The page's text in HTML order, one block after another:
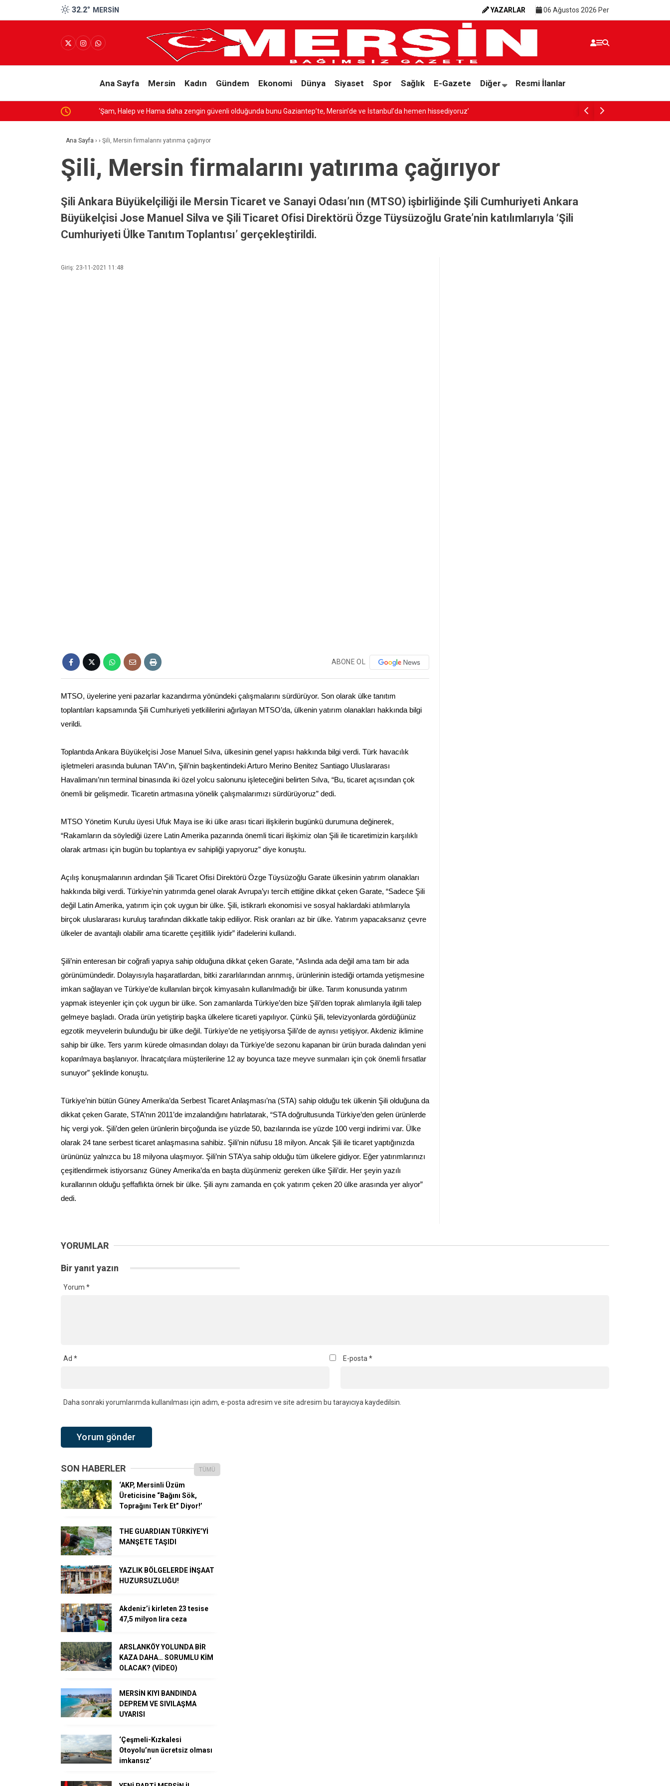
32.2° MERSIN YAZARLAR 06 Ağustos 2026 Per
Ana Sayfa Mersin Kadın Gündem Ekonomi Dünya Siyaset Spor Sağlık E-Gazete Diğer Resmi İlanlar
‘Şam, Halep ve Hama daha zengin güvenli olduğunda bunu Gaziantep’te, Mersin’de ve İstanbul’da hemen hissediyoruz’ MSK SEZONU AÇTI
Ana Sayfa › › Şili, Mersin firmalarını yatırıma çağırıyor
Şili, Mersin firmalarını yatırıma çağırıyor
Şili Ankara Büyükelçiliği ile Mersin Ticaret ve Sanayi Odası’nın (MTSO) işbirliğinde Şili Cumhuriyeti Ankara
Büyükelçisi Jose Manuel Silva ve Şili Ticaret Ofisi Direktörü Özge Tüysüzoğlu Grate’nin katılımlarıyla ‘Şili
Cumhuriyeti Ülke Tanıtım Toplantısı’ gerçekleştirildi.
Giriş: 23-11-2021 11:48
ABONE OL
MTSO, üyelerine yeni pazarlar kazandırma yönündeki çalışmalarını sürdürüyor. Son olarak ülke tanıtım
toplantıları kapsamında Şili Cumhuriyeti yetkililerini ağırlayan MTSO’da, ülkenin yatırım olanakları hakkında bilgi
verildi.
Toplantıda Ankara Büyükelçisi Jose Manuel Sılva, ülkesinin genel yapısı hakkında bilgi verdi. Türk havacılık
işletmeleri arasında bulunan TAV’ın, Şili’nin başkentindeki Arturo Merino Benitez Santiago Uluslararası
Havalimanı’nın terminal binasında iki özel yolcu salonunu işleteceğini belirten Sılva, “Bu, ticaret açısından çok
önemli bir gelişmedir. Ticaretin artmasına yönelik çalışmalarımızı sürdürüyoruz” dedi.
MTSO Yönetim Kurulu üyesi Ufuk Maya ise iki ülke arası ticari ilişkilerin bugünkü durumuna değinerek,
“Rakamların da söylediği üzere Latin Amerika pazarında önemli ticari ilişkimiz olan Şili ile ticaretimizin karşılıklı
olarak artması için bugün bu toplantıya ev sahipliği yapıyoruz” diye konuştu.
Açılış konuşmalarının ardından Şili Ticaret Ofisi Direktörü Özge Tüysüzoğlu Garate ülkesinin yatırım olanakları
hakkında bilgi verdi. Türkiye’nin yatırımda genel olarak Avrupa’yı tercih ettiğine dikkat çeken Garate, “Sadece Şili
değil Latin Amerika, yatırım için çok uygun bir ülke. Şili, istikrarlı ekonomisi ve sosyal haklardaki atılımlarıyla
birçok uluslararası kuruluş tarafından dikkatle takip ediliyor. Risk oranları az bir ülke. Yatırım yapacaksanız çevre
ülkeler de avantajlı olabilir ama ticarette çeşitlilik iyidir” ifadelerini kullandı.
Şili’nin enteresan bir coğrafi yapıya sahip olduğuna dikkat çeken Garate, “Aslında ada değil ama tam bir ada
görünümündedir. Dolayısıyla haşaratlardan, bitki zararlılarından arınmış, ürünlerinin istediği ortamda yetişmesine
imkan sağlayan ve Türkiye’de kullanılan birçok kimyasalın kullanılmadığı bir ülke. Tarım konusunda yatırım
yapmak isteyenler için çok uygun bir ülke. Son zamanlarda Türkiye’den bize Şili’den toprak alımlarıyla ilgili talep
gelmeye başladı. Orada ürün yetiştirip başka ülkelere ticareti yapılıyor. Çünkü Şili, televizyonlarda gördüğünüz
egzotik meyvelerin bulunduğu bir ülke değil. Türkiye’de ne yetişiyorsa Şili’de de aynısı yetişiyor. Akdeniz iklimine
sahip bir ülke. Ters yarım kürede olmasından dolayı da Türkiye’de sezonu kapanan bir ürün burada dalından yeni
koparılmaya başlanıyor. İhracatçılara müşterilerine 12 ay boyunca taze meyve sunmaları için çok önemli fırsatlar
sunuyor” şeklinde konuştu.
Türkiye’nin bütün Güney Amerika’da Serbest Ticaret Anlaşması’na (STA) sahip olduğu tek ülkenin Şili olduğuna da
dikkat çeken Garate, STA’nın 2011’de imzalandığını hatırlatarak, “STA doğrultusunda Türkiye’den gelen ürünlerde
hiç vergi yok. Şili’den gelen ürünlerin birçoğunda ise yüzde 50, bazılarında ise yüzde 100 vergi indirimi var. Ülke
olarak 24 tane serbest ticaret anlaşmasına sahibiz. Şili’nin nüfusu 18 milyon. Ancak Şili ile ticaret yaptığınızda
ürününüz yalnızca bu 18 milyona ulaşmıyor. Şili’nin STA’ya sahip olduğu tüm ülkelere gidiyor. Eğer yatırımlarınızı
çeşitlendirmek istiyorsanız Güney Amerika’da en başta düşünmeniz gereken ülke Şili’dir. Her şeyin yazılı
kurallarının olduğu şeffaflıkta örnek bir ülke. Şili aynı zamanda en çok yatırım çeken 20 ülke arasında yer alıyor”
dedi.
YORUMLAR
Bir yanıt yazın
Yorum *
Ad * E-posta *
Daha sonraki yorumlarımda kullanılması için adım, e-posta adresim ve site adresim bu tarayıcıya kaydedilsin.
SON HABERLER TÜMÜ
‘AKP, Mersinli Üzüm
Üreticisine “Bağını Sök,
Toprağını Terk Et” Diyor!’
THE GUARDIAN TÜRKİYE’Yİ
MANŞETE TAŞIDI
YAZLIK BÖLGELERDE İNŞAAT
HUZURSUZLUĞU!
Akdeniz’i kirleten 23 tesise
47,5 milyon lira ceza
ARSLANKÖY YOLUNDA BİR
KAZA DAHA… SORUMLU KİM
OLACAK? (VİDEO)
MERSİN KIYI BANDINDA
DEPREM VE SIVILAŞMA
UYARISI
‘Çeşmeli-Kızkalesi
Otoyolu’nun ücretsiz olması
imkansız’